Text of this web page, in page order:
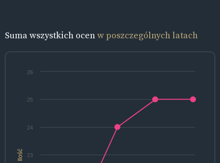
Suma wszystkich ocenw poszczególnych latach
Ilość 23
24
25
26